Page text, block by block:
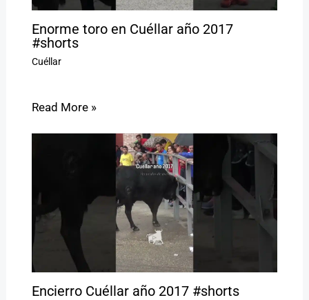
Enorme toro en Cuéllar año 2017
#shorts
Cuéllar
Read More »
Encierro Cuéllar año 2017 #shorts